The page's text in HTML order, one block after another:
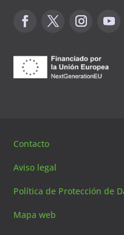
Contacto
Aviso legal
Política de Protección de
Mapa web